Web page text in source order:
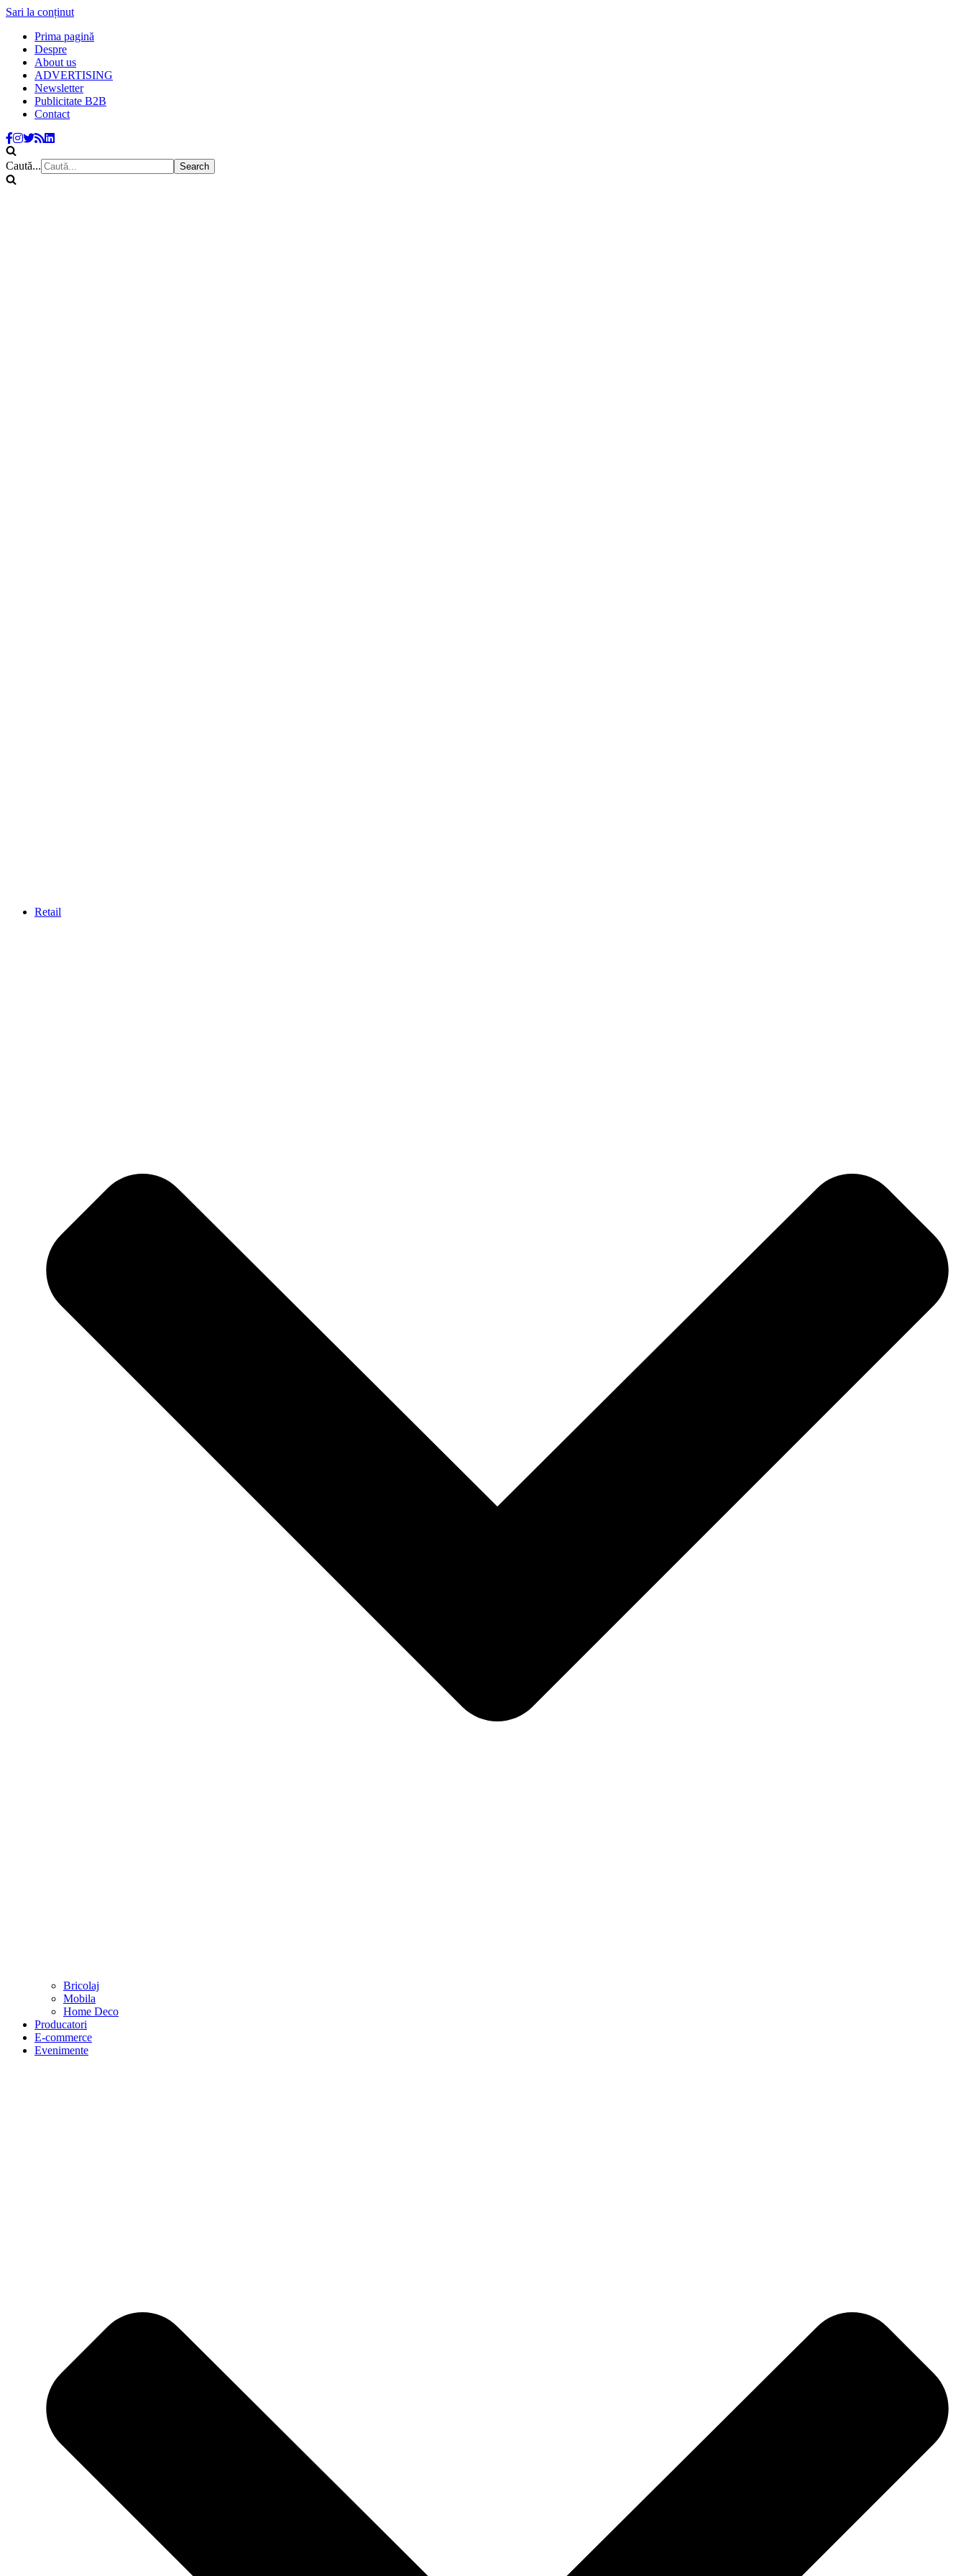
Sari la conținut
Prima pagină
Despre
About us
ADVERTISING
Newsletter
Publicitate B2B
Contact
Caută...
Retail
Bricolaj
Mobila
Home Deco
Producatori
E-commerce
Evenimente